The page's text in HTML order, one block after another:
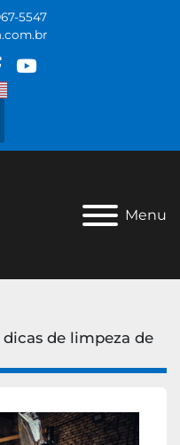
5547
youtube
Menu
de limpeza de